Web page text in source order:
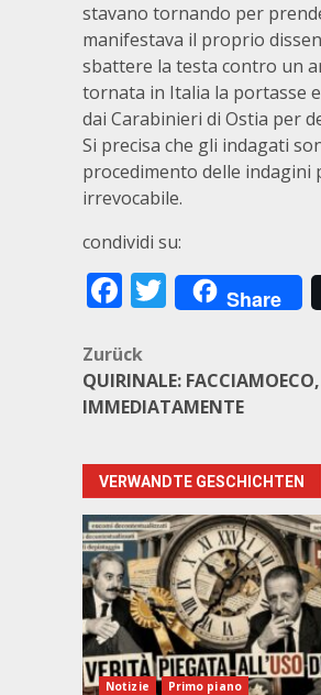
stavano tornando per
manifestava il proprio
sbattere la testa contro un
tornata in Italia la portasse
dai Carabinieri di Ostia per
Si precisa che gli indagati
procedimento delle indagini
irrevocabile.
condividi su:
Facebook
Twitter
Share
Zurück
QUIRINALE:
IMMEDIATAMENTE
VERWANDTE GESCHICHTEN
Notizie Primo piano